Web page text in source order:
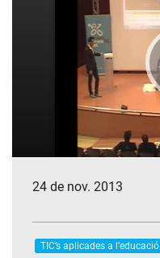
24 de nov. 2013
TIC’s aplicades a l’educació